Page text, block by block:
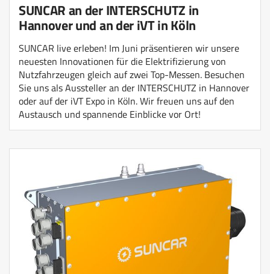
SUNCAR an der INTERSCHUTZ in
Hannover und an der iVT in Köln
SUNCAR live erleben! Im Juni präsentieren wir unsere
neuesten Innovationen für die Elektrifizierung von
Nutzfahrzeugen gleich auf zwei Top-Messen. Besuchen
Sie uns als Aussteller an der INTERSCHUTZ in Hannover
oder auf der iVT Expo in Köln. Wir freuen uns auf den
Austausch und spannende Einblicke vor Ort!